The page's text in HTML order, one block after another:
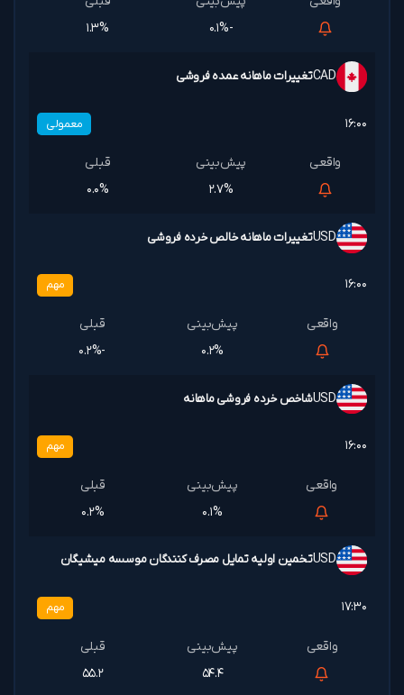
-۰.۱% ۱.۳%
۱۶:۰۰
CADتغییرات ماهانه عمده فروشی
معمولی
۲.۷% ۰.۰%
۱۶:۰۰
USDتغییرات ماهانه خالص خرده فروشی
مهم
۰.۲% -۰.۲%
۱۶:۰۰
USDشاخص خرده فروشی ماهانه
مهم
۰.۱% ۰.۲%
۱۷:۳۰
USDتخمین اولیه تمایل مصرف کنندگان موسسه میشیگان
مهم
۵۴.۴ ۵۵.۲